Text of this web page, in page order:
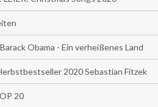
Obama - Ein verheißenes Land
2020 Sebastian Fitzek
20